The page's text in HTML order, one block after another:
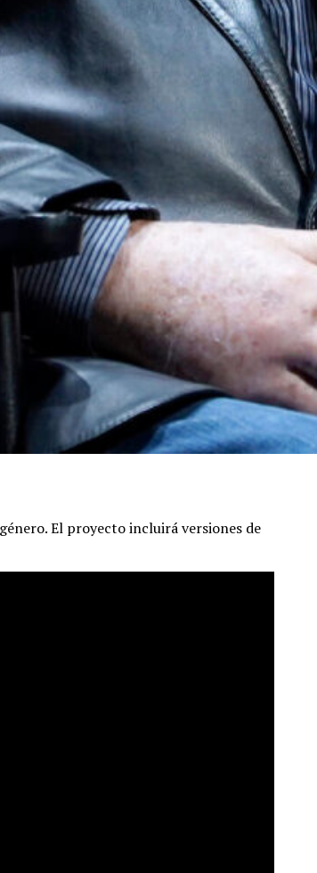
El proyecto incluirá versiones de